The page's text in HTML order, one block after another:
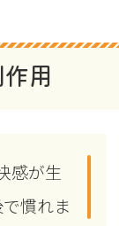
用
感が生
慣れま